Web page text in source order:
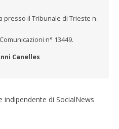
presso il Tribunale di Trieste n.
n° 13449.
Canelles
di SocialNews